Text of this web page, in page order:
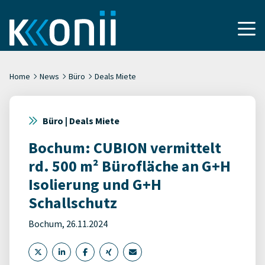
Home News Büro Deals Miete
Büro | Deals Miete
Bochum: CUBION vermittelt
rd. 500 m² Bürofläche an G+H
Isolierung und G+H
Schallschutz
Bochum, 26.11.2024